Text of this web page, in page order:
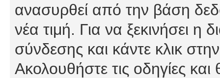
ανασυρθεί από την βάση
νέα τιμή. Για να ξεκινήσει η
σύνδεσης και κάντε κλικ
Ακολουθήστε τις οδηγίες